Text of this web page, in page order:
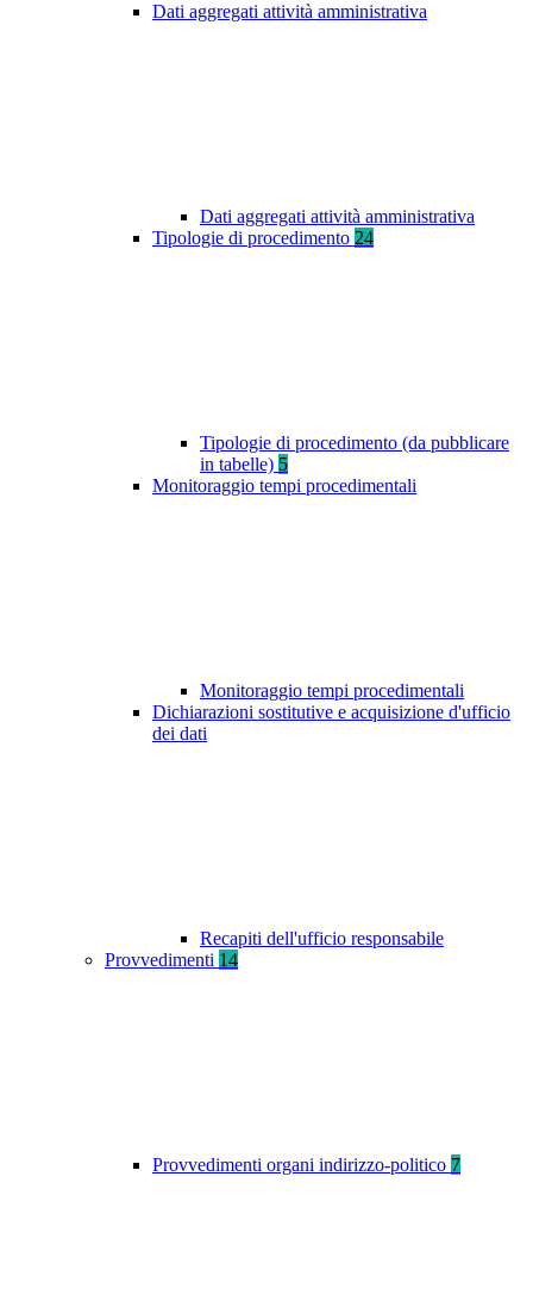
Dati aggregati attività amministrativa
Dati aggregati attività amministrativa
Tipologie di procedimento 24
Tipologie di procedimento (da pubblicare
in tabelle) 5
Monitoraggio tempi procedimentali
Monitoraggio tempi procedimentali
Dichiarazioni sostitutive e acquisizione d'ufficio
dei dati
Recapiti dell'ufficio responsabile
Provvedimenti 14
Provvedimenti organi indirizzo-politico 7